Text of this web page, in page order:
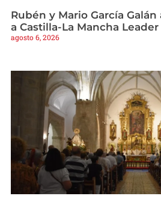
Rubén y Mario García
a Castilla-La Mancha
agosto 6, 2026